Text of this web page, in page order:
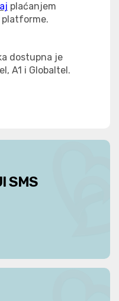
plaćanjem
platforme.
dostupna je
A1 i Globaltel.
SMS